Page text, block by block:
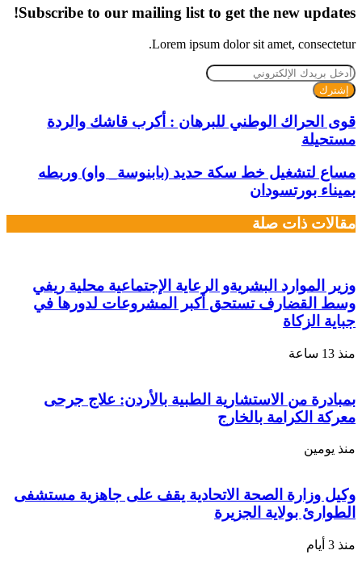
Subscribe to our mailing list to get the new updates!
Lorem ipsum dolor sit amet, consectetur.
أدخل
بريدك
الإلكتروني
قوى الحراك الوطني للبرهان : أكرب قاشك والردة
مستحيلة
مساع لتشغيل خط سكة حديد (بابنوسة_ واو) وربطه
بميناء بورتسودان
مقالات ذات صلة
وزير الموارد البشريةو الرعاية الإجتماعية محلية ريفي
وسط القضارف تستحق أكبر المشروعات لدورها في
جباية الزكاة
منذ 13 ساعة
بمبادرة من الاستشارية الطبية بالأردن: علاج جرحى
معركة الكرامة بالخارج
منذ يومين
وكيل وزارة الصحة الاتحادية يقف على جاهزية مستشفى
الطوارئ بولاية الجزيرة
منذ 3 أيام